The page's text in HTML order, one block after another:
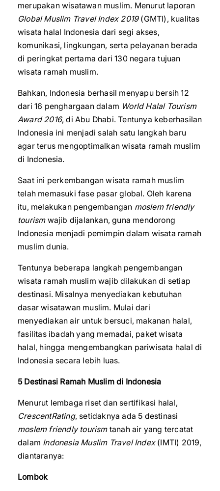
merupakan wisatawan muslim. Menurut laporan
Global Muslim Travel Index 2019(GMTI), kualitas
wisata halal Indonesia dari segi akses,
komunikasi, lingkungan, serta pelayanan berada
di peringkat pertama dari 130 negara tujuan
wisata ramah muslim.
Bahkan, Indonesia berhasil menyapu bersih 12
dari 16 penghargaan dalam World Halal Tourism
Award 2016, di Abu Dhabi. Tentunya keberhasilan
Indonesia ini menjadi salah satu langkah baru
agar terus mengoptimalkan wisata ramah muslim
di Indonesia.
Saat ini perkembangan wisata ramah muslim
telah memasuki fase pasar global. Oleh karena
itu, melakukan pengembangan moslem friendly
tourismwajib dijalankan, guna mendorong
Indonesia menjadi pemimpin dalam wisata ramah
muslim dunia.
Tentunya beberapa langkah pengembangan
wisata ramah muslim wajib dilakukan di setiap
destinasi. Misalnya menyediakan kebutuhan
dasar wisatawan muslim. Mulai dari
menyediakan air untuk bersuci, makanan halal,
fasilitas ibadah yang memadai, paket wisata
halal, hingga mengembangkan pariwisata halal di
Indonesia secara lebih luas.
5 Destinasi Ramah Muslim di Indonesia
Menurut lembaga riset dan sertifikasi halal,
CrescentRating, setidaknya ada 5 destinasi
moslem friendly tourismtanah air yang tercatat
dalam Indonesia Muslim Travel Index(IMTI) 2019,
diantaranya:
Lombok